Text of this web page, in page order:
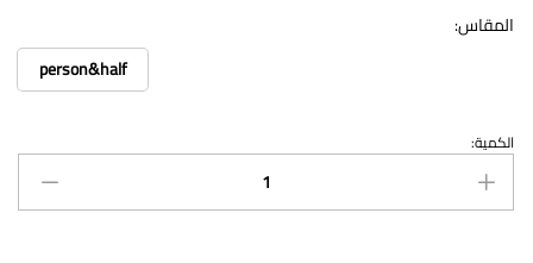
المقاس:
person&half
لـحـاف
نـيـو
مـونـتـانـا
الكمية: